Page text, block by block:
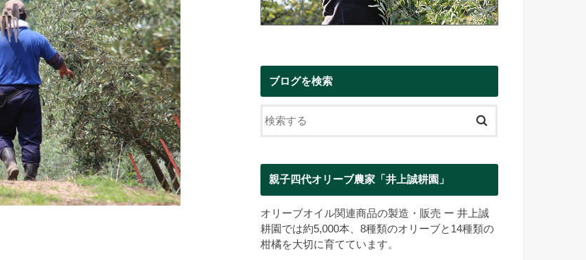
ブログを検索
親子四代オリーブ農家「井上誠耕園」
オリーブオイル関連商品の製造・販売 ー 井上誠
耕園では約5,000本、8種類のオリーブと14種類の
柑橘を大切に育てています。